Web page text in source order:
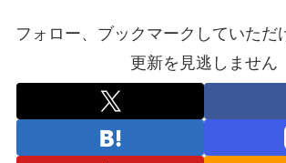
フォロー、ブックマークしていただ
更新を見逃しません